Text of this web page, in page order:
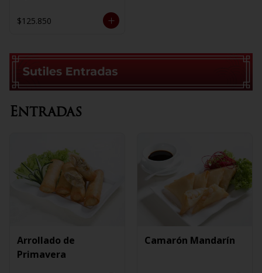
$125.850
Entradas
Arrollado de
Primavera
Camarón Mandarín